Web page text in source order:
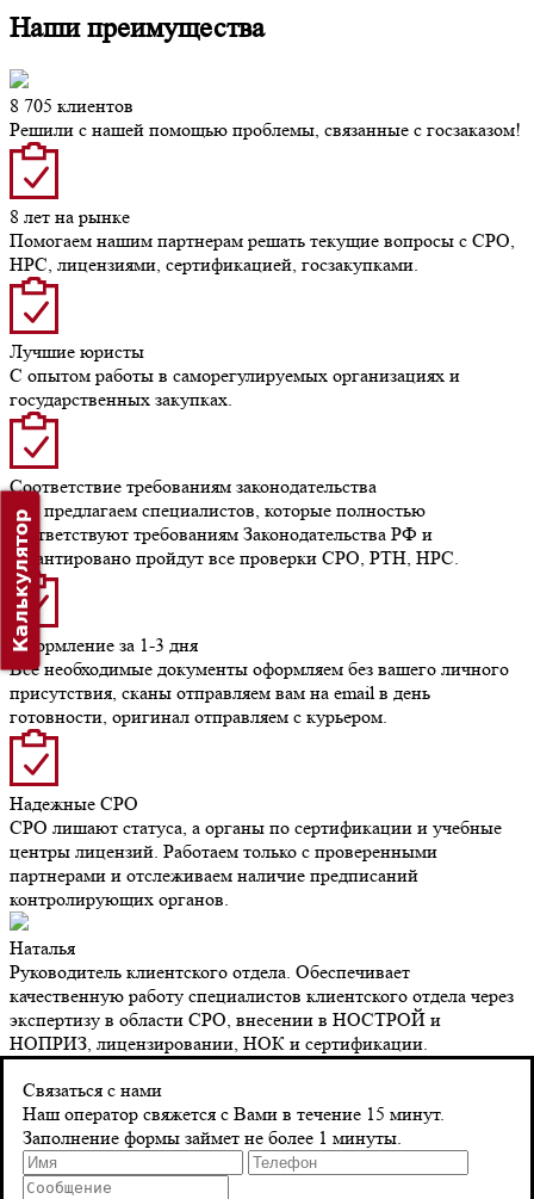
Наши преимущества
8 705 клиентов
Решили с нашей помощью проблемы, связанные с госзаказом!
8 лет на рынке
Помогаем нашим партнерам решать текущие вопросы с СРО,
НРС, лицензиями, сертификацией, госзакупками.
Лучшие юристы
С опытом работы в саморегулируемых организациях и
государственных закупках.
Соответствие требованиям законодательства
Мы предлагаем специалистов, которые полностью
соответствуют требованиям Законодательства РФ и
гарантировано пройдут все проверки СРО, РТН, НРС.
Оформление за 1-3 дня
Все необходимые документы оформляем без вашего личного
присутствия, сканы отправляем вам на email в день
готовности, оригинал отправляем с курьером.
Надежные СРО
СРО лишают статуса, а органы по сертификации и учебные
центры лицензий. Работаем только с проверенными
партнерами и отслеживаем наличие предписаний
контролирующих органов.
Наталья
Руководитель клиентского отдела. Обеспечивает
качественную работу специалистов клиентского отдела через
экспертизу в области СРО, внесении в НОСТРОЙ и
НОПРИЗ, лицензировании, НОК и сертификации.
Связаться с нами
Наш оператор свяжется с Вами в течение 15 минут.
Заполнение формы займет не более 1 минуты.
Контакты
Адрес
г. Санкт-Петербург 8‑я Красноармейская, д. 10
Калькулятор